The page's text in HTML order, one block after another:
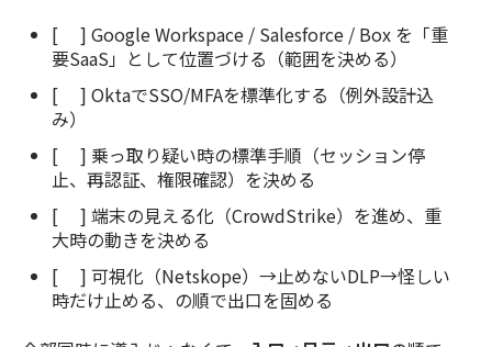
[ ] Google Workspace / Salesforce / Box を「重
要SaaS」として位置づける（範囲を決める）
[ ] OktaでSSO/MFAを標準化する（例外設計込
み）
[ ] 乗っ取り疑い時の標準手順（セッション停
止、再認証、権限確認）を決める
[ ] 端末の見える化（CrowdStrike）を進め、重
大時の動きを決める
[ ] 可視化（Netskope）→止めないDLP→怪しい
時だけ止める、の順で出口を固める